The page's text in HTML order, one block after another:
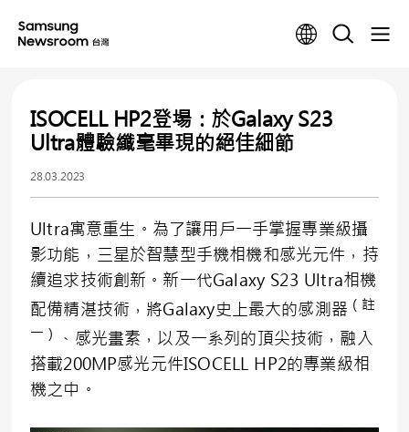
ISOCELL HP2登場：於Galaxy S23
Ultra體驗纖毫畢現的絕佳細節
28.03.2023
Ultra寓意重生。為了讓用戶一手掌握專業級攝
影功能，三星於智慧型手機相機和感光元件，持
續追求技術創新。新一代Galaxy S23 Ultra相機
配備精湛技術，將Galaxy史上最大的感測器 （註
一）
、感光畫素，以及一系列的頂尖技術，融入
搭載200MP感光元件ISOCELL HP2的專業級相
機之中。